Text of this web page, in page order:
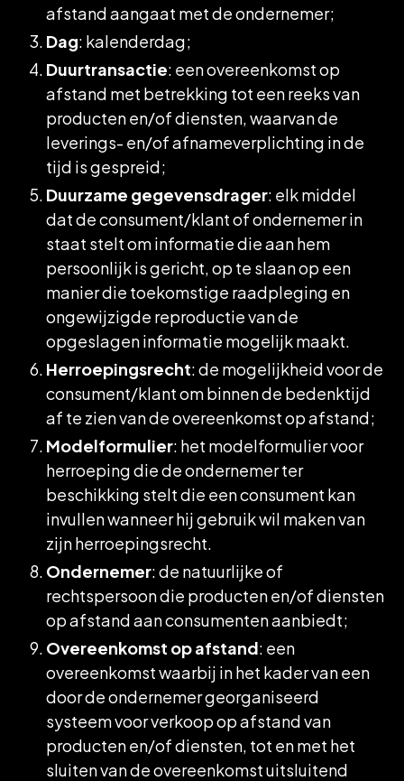
afstand aangaat met de ondernemer;
Dag: kalenderdag;
Duurtransactie: een overeenkomst op
afstand met betrekking tot een reeks van
producten en/of diensten, waarvan de
leverings- en/of afnameverplichting in de
tijd is gespreid;
Duurzame gegevensdrager: elk middel
dat de consument/klant of ondernemer in
staat stelt om informatie die aan hem
persoonlijk is gericht, op te slaan op een
manier die toekomstige raadpleging en
ongewijzigde reproductie van de
opgeslagen informatie mogelijk maakt.
Herroepingsrecht: de mogelijkheid voor de
consument/klant om binnen de bedenktijd
af te zien van de overeenkomst op afstand;
Modelformulier: het modelformulier voor
herroeping die de ondernemer ter
beschikking stelt die een consument kan
invullen wanneer hij gebruik wil maken van
zijn herroepingsrecht.
Ondernemer: de natuurlijke of
rechtspersoon die producten en/of diensten
op afstand aan consumenten aanbiedt;
Overeenkomst op afstand: een
overeenkomst waarbij in het kader van een
door de ondernemer georganiseerd
systeem voor verkoop op afstand van
producten en/of diensten, tot en met het
sluiten van de overeenkomst uitsluitend